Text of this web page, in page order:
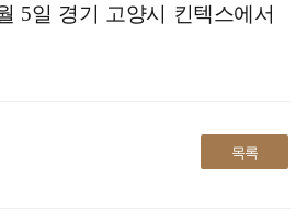
5일 경기 고양시 킨텍스에서
목록